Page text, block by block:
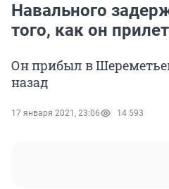
Навального
того, как он
Он прибыл в
назад
17 января 2021, 23:06 14 593